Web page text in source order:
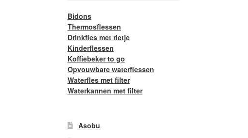
Bidons
Thermosflessen
Drinkfles met rietje
Kinderflessen
Koffiebeker to go
Opvouwbare waterflessen
Waterfles met filter
Waterkannen met filter
Asobu